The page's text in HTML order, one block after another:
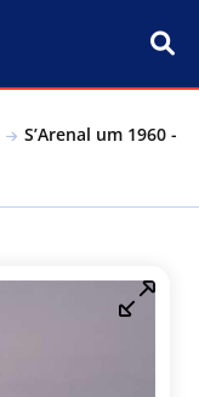
S’Arenal um 1960 -